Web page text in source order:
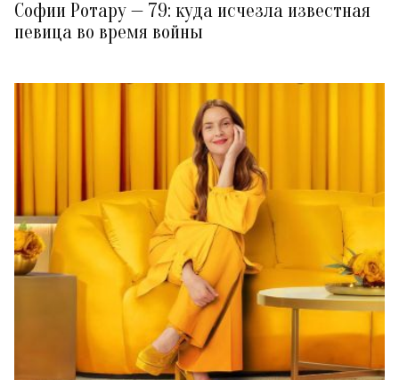
Софии Ротару — 79: куда исчезла известная
певица во время войны